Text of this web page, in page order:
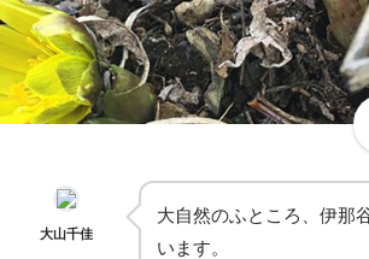
大山千佳
大自然のふところ、伊那
います。